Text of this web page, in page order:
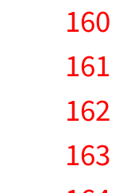
160
161
162
163